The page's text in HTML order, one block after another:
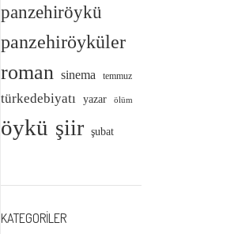
panzehiröykü
panzehiröyküler
roman sinema temmuz
türkedebiyatı yazar ölüm
öykü şiir şubat
KATEGORILER